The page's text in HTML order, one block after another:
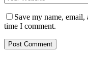
Save my name,
time I comment.